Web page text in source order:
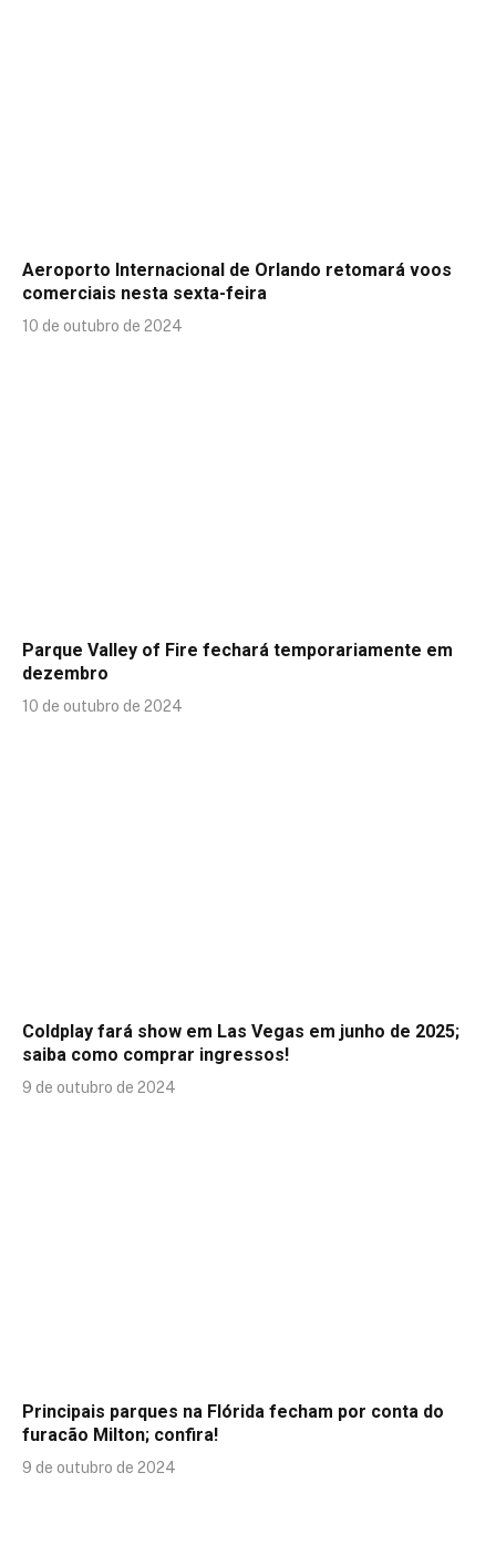
Aeroporto Internacional de Orlando retomará voos
comerciais nesta sexta-feira
10 de outubro de 2024
Parque Valley of Fire fechará temporariamente em
dezembro
10 de outubro de 2024
Coldplay fará show em Las Vegas em junho de 2025;
saiba como comprar ingressos!
9 de outubro de 2024
Principais parques na Flórida fecham por conta do
furacão Milton; confira!
9 de outubro de 2024